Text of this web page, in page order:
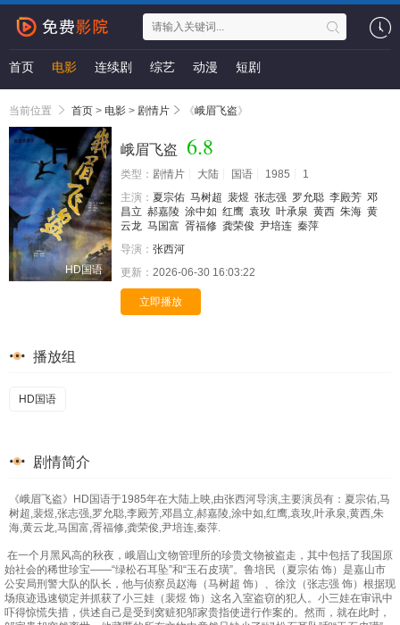
首页 电影 连续剧 综艺 动漫 短剧
当前位置 首页 > 电影 > 剧情片 《峨眉飞盗》
HD国语
峨眉飞盗 6.8
类型： 剧情片 大陆 国语 1985
1
主演： 夏宗佑 马树超 裴煜 张志强 罗允聪 李殿芳 邓
昌立 郝嘉陵 涂中如 红鹰 袁玫 叶承泉 黄西 朱海 黄
云龙 马国富 胥福修 龚荣俊 尹培连 秦萍
导演： 张西河
更新： 2026-06-30 16:03:22
立即播放
播放组
HD国语
剧情简介
《峨眉飞盗》HD国语于1985年在大陆上映,由张西河导演,主要演员有：夏宗佑,马
树超,裴煜,张志强,罗允聪,李殿芳,邓昌立,郝嘉陵,涂中如,红鹰,袁玫,叶承泉,黄西,朱
海,黄云龙,马国富,胥福修,龚荣俊,尹培连,秦萍.
在一个月黑风高的秋夜，峨眉山文物管理所的珍贵文物被盗走，其中包括了我国原
始社会的稀世珍宝——“绿松石耳坠”和“玉石皮璜”。鲁培民（夏宗佑 饰）是嘉山市
公安局刑警大队的队长，他与侦察员赵海（马树超 饰）、徐汶（张志强 饰）根据现
场痕迹迅速锁定并抓获了小三娃（裴煜 饰）这名入室盗窃的犯人。小三娃在审讯中
吓得惊慌失措，供述自己是受到窝赃犯邬家贵指使进行作案的。然而，就在此时，